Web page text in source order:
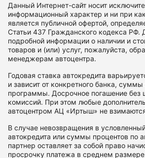
Данный Интернет-сайт носит
информационный характер и ни при
является публичной офертой,
Статьи 437 Гражданского кодекса РФ.
подробной информации о наличии и
товаров и (или) услуг, пожалуйста,
менеджерам автоцентра.
Годовая ставка автокредита
и зависит от конкретного банка,
программы. Досрочное погашение без
комиссий. При этом любые
автоцентром АЦ «Иртыш» не
В случае невозвращения в
автокредита или суммы процентов по
партнер оставляет за собой право
просрочку платежа в среднем размере